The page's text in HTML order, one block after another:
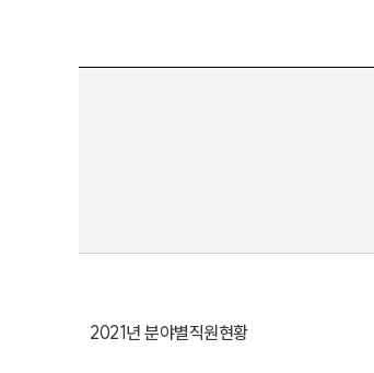
2021년 분야별직원현황